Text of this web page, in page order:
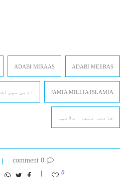
ADABI MEERAS
ADABI MIRAAS
JAMIA MILLIA ISLAMIA ادبی میراث
جامعہ ملیہ اسلامیہ
0 comment
0